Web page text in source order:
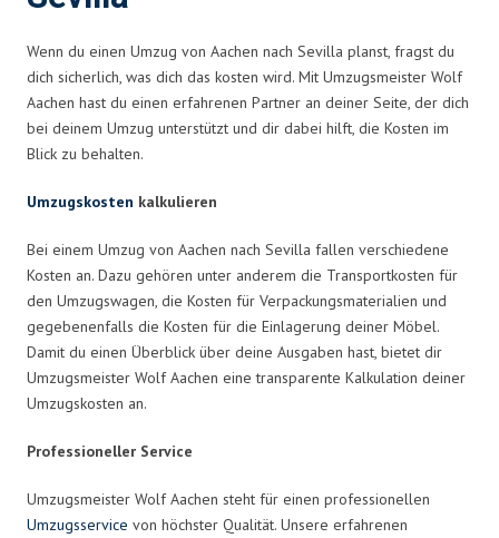
Wenn du einen Umzug von Aachen nach Sevilla planst, fragst du
dich sicherlich, was dich das kosten wird. Mit Umzugsmeister Wolf
Aachen hast du einen erfahrenen Partner an deiner Seite, der dich
bei deinem Umzug unterstützt und dir dabei hilft, die Kosten im
Blick zu behalten.
Umzugskosten kalkulieren
Bei einem Umzug von Aachen nach Sevilla fallen verschiedene
Kosten an. Dazu gehören unter anderem die Transportkosten für
den Umzugswagen, die Kosten für Verpackungsmaterialien und
gegebenenfalls die Kosten für die Einlagerung deiner Möbel.
Damit du einen Überblick über deine Ausgaben hast, bietet dir
Umzugsmeister Wolf Aachen eine transparente Kalkulation deiner
Umzugskosten an.
Professioneller Service
Umzugsmeister Wolf Aachen steht für einen professionellen
Umzugsservice von höchster Qualität. Unsere erfahrenen